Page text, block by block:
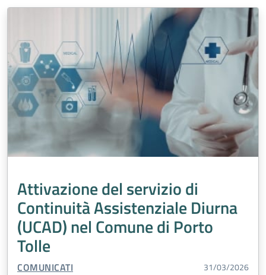
Attivazione del servizio di
Continuità Assistenziale Diurna
(UCAD) nel Comune di Porto
Tolle
TIPO CONTENUTO:
COMUNICATI 31/03/2026